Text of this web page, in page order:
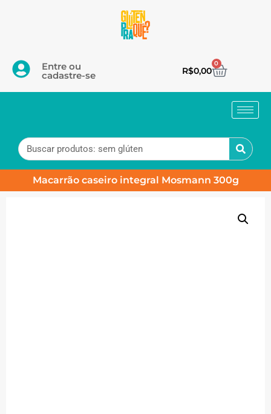
Entre ou
cadastre-se R$0,00
0
Macarrão caseiro integral Mosmann 300g